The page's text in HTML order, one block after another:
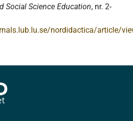
Social Science Education, nr. 2-
nordidactica/article/